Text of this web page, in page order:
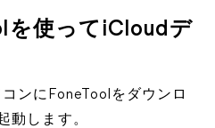
を使ってiCloudデ
ンにFoneToolをダウンロ
動します。